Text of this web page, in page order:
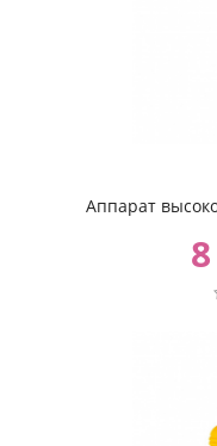
Аппарат